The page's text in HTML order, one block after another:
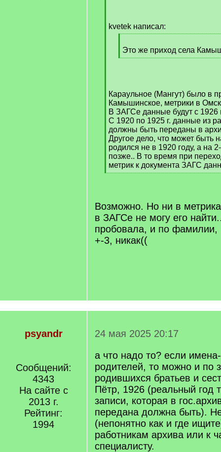
kvetek написал:
q
]
Это же приход села
[
Караульное (Мангут) было в
Камышинское, метрики в
В ЗАГСе данные будут с 1926
С 1920 по 1925 г. данные из
должны быть переданы в
Другое дело, что может быть
родился не в 1920 году, а на
позже.. В то время при
метрик к документа ЗАГС
[
Возможно. Но ни в
в ЗАГСе не могу его
пробовала, и по фамилии,
+-3, никак((
psyandr
Сообщений:
4343
На сайте с
2013 г.
Рейтинг:
1994
24 мая 2025 20:17
а что надо то? если
родителей, то можно и по
родившихся братьев и
Пётр, 1926 (реальный год
записи, которая в
передана должна быть).
(непонятно как и где
работникам архива или к
специалисту.